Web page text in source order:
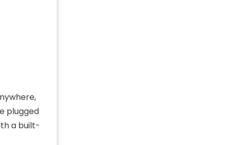
plugged
a built-